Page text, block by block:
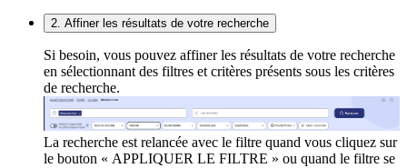
2. Affiner les résultats de votre recherche
Si besoin, vous pouvez affiner les résultats de votre recherche
en sélectionnant des filtres et critères présents sous les critères
de recherche.
La recherche est relancée avec le filtre quand vous cliquez sur
le bouton « APPLIQUER LE FILTRE » ou quand le filtre se